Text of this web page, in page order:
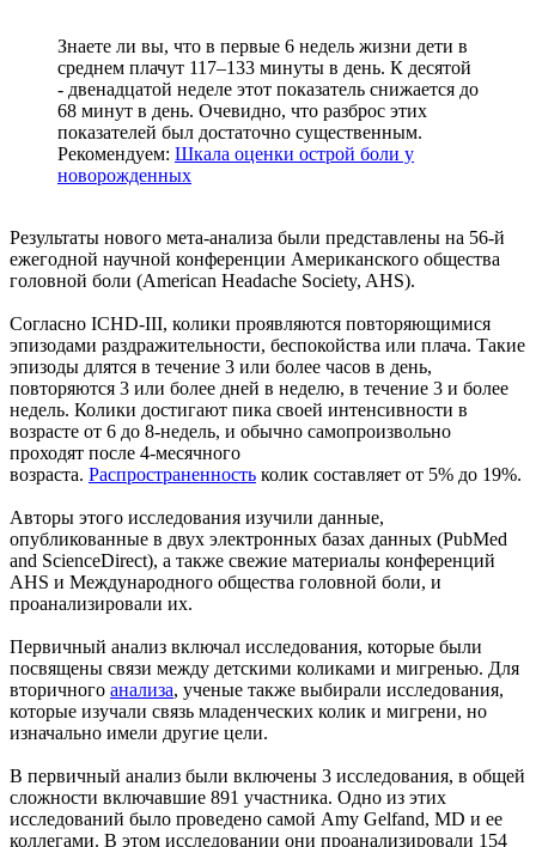
Знаете ли вы, что в первые 6 недель жизни дети в
среднем плачут 117–133 минуты в день. К десятой
- двенадцатой неделе этот показатель снижается до
68 минут в день. Очевидно, что разброс этих
показателей был достаточно существенным.
Рекомендуем: Шкала оценки острой боли у
новорожденных
Результаты нового мета-анализа были представлены на 56-й
ежегодной научной конференции Американского общества
головной боли (American Headache Society, AHS).
Согласно ICHD-III, колики проявляются повторяющимися
эпизодами раздражительности, беспокойства или плача. Такие
эпизоды длятся в течение 3 или более часов в день,
повторяются 3 или более дней в неделю, в течение 3 и более
недель. Колики достигают пика своей интенсивности в
возрасте от 6 до 8-недель, и обычно самопроизвольно
проходят после 4-месячного
возраста. Распространенность колик составляет от 5% до 19%.
Авторы этого исследования изучили данные,
опубликованные в двух электронных базах данных (PubMed
and ScienceDirect), а также свежие материалы конференций
AHS и Международного общества головной боли, и
проанализировали их.
Первичный анализ включал исследования, которые были
посвящены связи между детскими коликами и мигренью. Для
вторичного анализа, ученые также выбирали исследования,
которые изучали связь младенческих колик и мигрени, но
изначально имели другие цели.
В первичный анализ были включены 3 исследования, в общей
сложности включавшие 891 участника. Одно из этих
исследований было проведено самой Amy Gelfand, MD и ее
коллегами. В этом исследовании они проанализировали 154